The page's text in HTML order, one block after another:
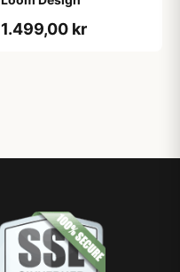
1.499,00 kr